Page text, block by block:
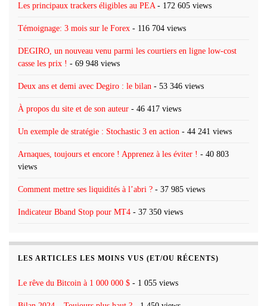
Les principaux trackers éligibles au PEA - 172 605 views
Témoignage: 3 mois sur le Forex - 116 704 views
DEGIRO, un nouveau venu parmi les courtiers en ligne low-cost
casse les prix ! - 69 948 views
Deux ans et demi avec Degiro : le bilan - 53 346 views
À propos du site et de son auteur - 46 417 views
Un exemple de stratégie : Stochastic 3 en action - 44 241 views
Arnaques, toujours et encore ! Apprenez à les éviter ! - 40 803
views
Comment mettre ses liquidités à l’abri ? - 37 985 views
Indicateur Bband Stop pour MT4 - 37 350 views
LES ARTICLES LES MOINS VUS (ET/OU RÉCENTS)
Le rêve du Bitcoin à 1 000 000 $ - 1 055 views